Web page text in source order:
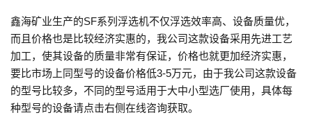
鑫海矿业生产的SF系列浮选机不仅浮选效率高、设备质量优，
而且价格也是比较经济实惠的，我公司这款设备采用先进工艺
加工，使其设备的质量非常有保证，价格也就更加经济实惠，
要比市场上同型号的设备价格低3-5万元，由于我公司这款设备
的型号比较多，不同的型号适用于大中小型选厂使用，具体每
种型号的设备请点击右侧在线咨询获取。